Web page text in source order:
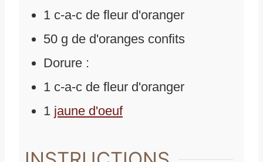
1 c-a-c de fleur d'oranger
50 g de d'oranges confits
Dorure :
1 c-a-c de fleur d'oranger
1 jaune d'oeuf